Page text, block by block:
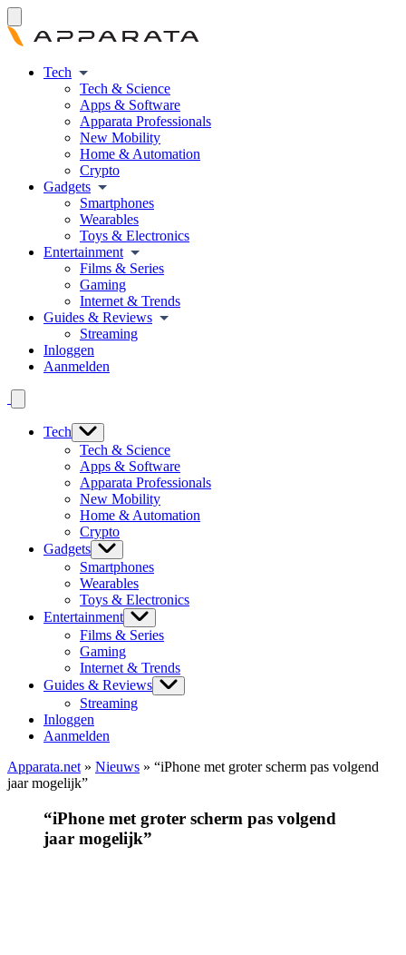
Tech
Tech & Science
Apps & Software
Apparata Professionals
New Mobility
Home & Automation
Crypto
Gadgets
Smartphones
Wearables
Toys & Electronics
Entertainment
Films & Series
Gaming
Internet & Trends
Guides & Reviews
Streaming
Inloggen
Aanmelden
Tech
Tech & Science
Apps & Software
Apparata Professionals
New Mobility
Home & Automation
Crypto
Gadgets
Smartphones
Wearables
Toys & Electronics
Entertainment
Films & Series
Gaming
Internet & Trends
Guides & Reviews
Streaming
Inloggen
Aanmelden
Apparata.net » Nieuws » “iPhone met groter scherm pas volgend
jaar mogelijk”
“iPhone met groter scherm pas volgend
jaar mogelijk”